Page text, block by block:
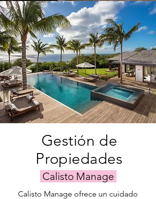
Gestión de
Propiedades
Calisto Manage
Calisto Manage ofrece un cuidado